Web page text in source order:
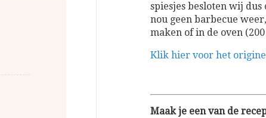
spiesjes besloten wij
nou geen barbecue
maken of in de oven
Klik hier voor het
Maak je een van de